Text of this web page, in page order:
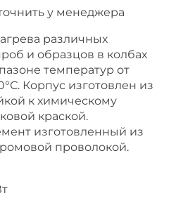
у менеджера
различных
и образцов в колбах
температур от
Корпус изготовлен из
к химическому
краской.
изготовленный из
проволокой.